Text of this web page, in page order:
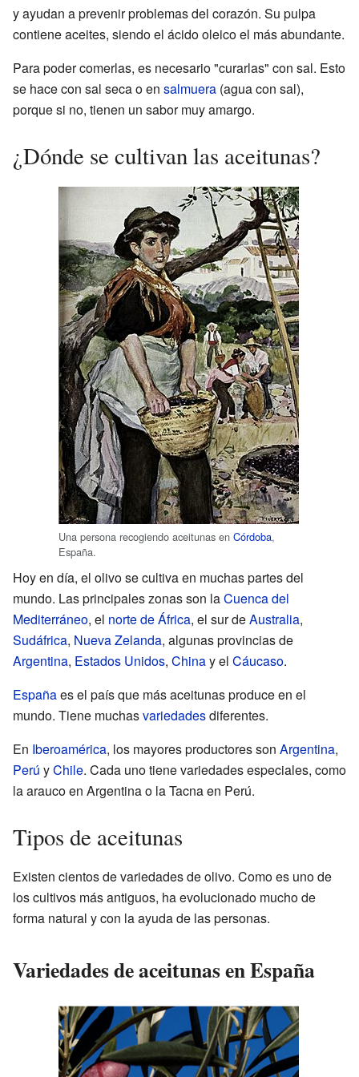
y ayudan a prevenir problemas del corazón. Su pulpa
contiene aceites, siendo el ácido oleico el más abundante.
Para poder comerlas, es necesario "curarlas" con sal. Esto
se hace con sal seca o en salmuera (agua con sal),
porque si no, tienen un sabor muy amargo.
¿Dónde se cultivan las aceitunas?
Una persona recogiendo aceitunas en Córdoba,
España.
Hoy en día, el olivo se cultiva en muchas partes del
mundo. Las principales zonas son laCuenca del
Mediterráneo, el norte de África, el sur deAustralia,
Sudáfrica, Nueva Zelanda, algunas provincias de
Argentina, Estados Unidos, Chinay el Cáucaso.
Españaes el país que más aceitunas produce en el
mundo. Tiene muchasvariedadesdiferentes.
En Iberoamérica, los mayores productores son Argentina,
Perú yChile. Cada uno tiene variedades especiales, como
la arauco en Argentina o la Tacna en Perú.
Tipos de aceitunas
Existen cientos de variedades de olivo. Como es uno de
los cultivos más antiguos, ha evolucionado mucho de
forma natural y con la ayuda de las personas.
Variedades de aceitunas en España